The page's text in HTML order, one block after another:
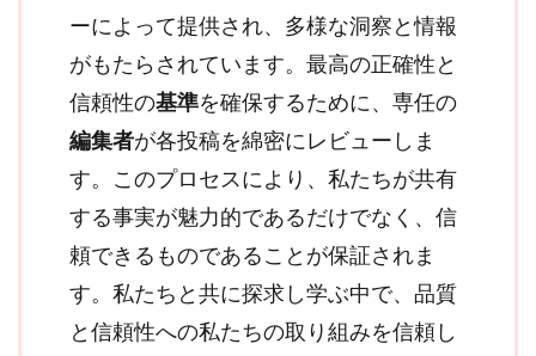
ーによって提供され、多様な洞察と情報
がもたらされています。最高の正確性と
信頼性の基準を確保するために、専任の
編集者が各投稿を綿密にレビューしま
す。このプロセスにより、私たちが共有
する事実が魅力的であるだけでなく、信
頼できるものであることが保証されま
す。私たちと共に探求し学ぶ中で、品質
と信頼性への私たちの取り組みを信頼し